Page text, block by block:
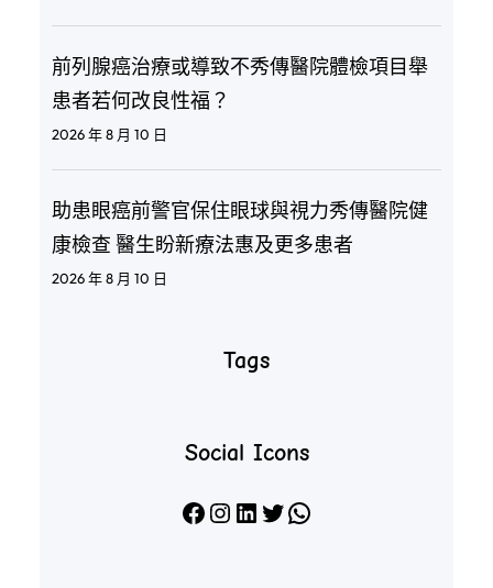
前列腺癌治療或導致不秀傳醫院體檢項目舉
患者若何改良性福？
2026 年 8 月 10 日
助患眼癌前警官保住眼球與視力秀傳醫院健
康檢查 醫生盼新療法惠及更多患者
2026 年 8 月 10 日
Tags
Social Icons
Facebook Instagram LinkedIn X WhatsApp